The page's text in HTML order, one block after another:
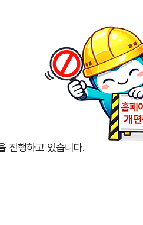
진행하고 있습니다.